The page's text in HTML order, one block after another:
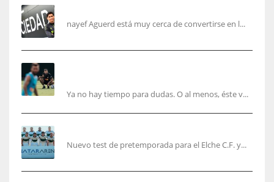
nayef Aguerd está muy cerca de convertirse en l...
Ya no hay tiempo para dudas. O al menos, éste v...
Nuevo test de pretemporada para el Elche C.F. y...